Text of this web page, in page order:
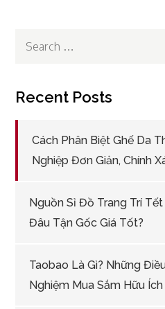
Search
Recent Posts
Cách Phân Biệt Ghế Da
Nghiệp Đơn Giản, Chính
Nguồn Sỉ Đồ Trang Trí
Đâu Tận Gốc Giá Tốt?
Taobao Là Gì? Những
Nghiệm Mua Sắm Hữu